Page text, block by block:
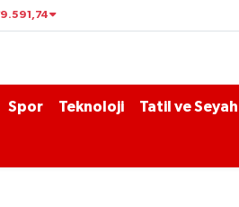
Spor Teknoloji Tatil ve